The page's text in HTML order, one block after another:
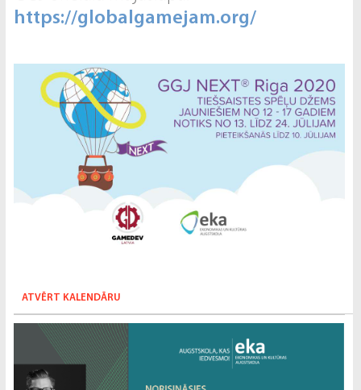
https://globalgamejam.org/
ATVĒRT KALENDĀRU